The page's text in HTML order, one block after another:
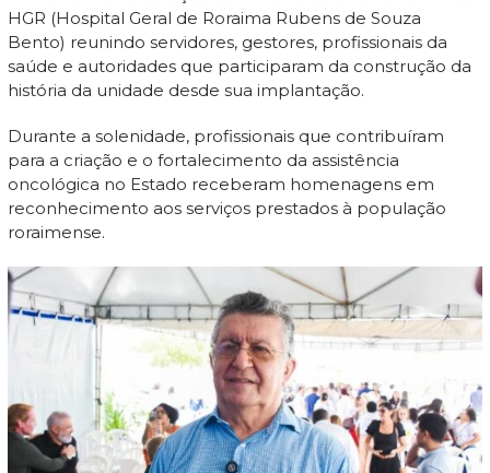
HGR (Hospital Geral de Roraima Rubens de Souza
Bento) reunindo servidores, gestores, profissionais da
saúde e autoridades que participaram da construção da
história da unidade desde sua implantação.
Durante a solenidade, profissionais que contribuíram
para a criação e o fortalecimento da assistência
oncológica no Estado receberam homenagens em
reconhecimento aos serviços prestados à população
roraimense.